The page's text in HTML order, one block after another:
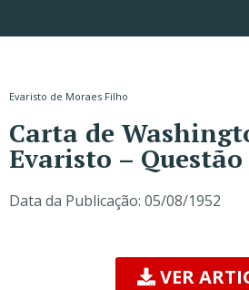
Evaristo de Moraes Filho
Carta de
Evaristo –
Data da Publicação: 05/08/1952
VER